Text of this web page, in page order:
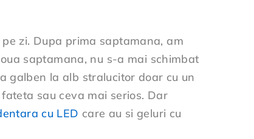
zi. Dupa prima saptamana, am
saptamana, nu s-a mai schimbat
galben la alb stralucitor doar cu un
sau ceva mai serios. Dar
cu LED care au si geluri cu